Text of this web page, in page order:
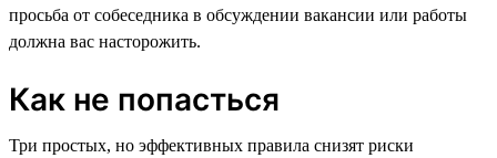
просьба от собеседника в обсуждении вакансии или работы
должна вас насторожить.
Как не попасться
Три простых, но эффективных правила снизят риски